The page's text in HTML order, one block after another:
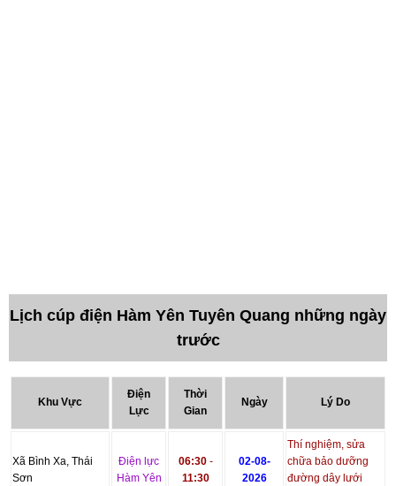
Lịch cúp điện Hàm Yên Tuyên Quang những ngày
trước
Khu Vực
Điện
Lực
Thời
Gian
Ngày Lý Do
Xã Bình Xa, Thái
Sơn
Điện lực
Hàm Yên
06:30-
11:30
02-08-
2026
Thí nghiệm, sửa
chữa bảo dưỡng
đường dây lưới